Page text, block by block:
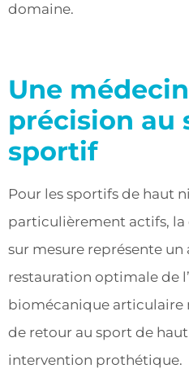
domaine.
Une
précision au
sportif
Pour les sportifs de haut
particulièrement actifs,
sur mesure représente un
restauration optimale de
biomécanique articulaire
de retour au sport de
intervention prothétique.